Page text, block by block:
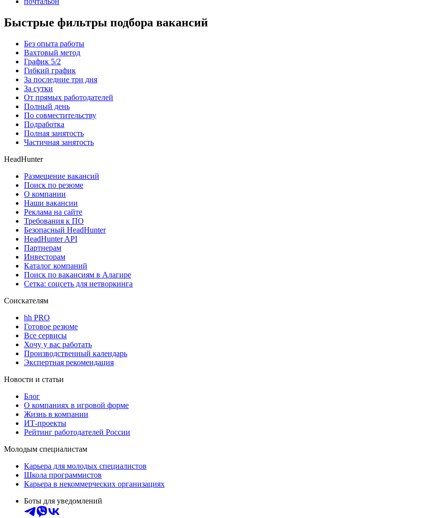
Быстрые фильтры подбора вакансий
Без опыта работы
Вахтовый метод
График 5/2
Гибкий график
За последние три дня
За сутки
От прямых работодателей
Полный день
По совместительству
Подработка
Полная занятость
Частичная занятость
HeadHunter
Размещение вакансий
Поиск по резюме
О компании
Наши вакансии
Реклама на сайте
Требования к ПО
Безопасный HeadHunter
HeadHunter API
Партнерам
Инвесторам
Каталог компаний
Поиск по вакансиям в Алагире
Сетка: соцсеть для нетворкинга
Соискателям
hh PRO
Готовое резюме
Все сервисы
Хочу у вас работать
Производственный календарь
Экспертная рекомендация
Новости и статьи
Блог
О компаниях в игровой форме
Жизнь в компании
ИТ-проекты
Рейтинг работодателей России
Молодым специалистам
Карьера для молодых специалистов
Школа программистов
Карьера в некоммерческих организациях
Боты для уведомлений